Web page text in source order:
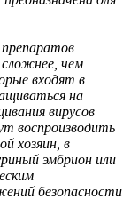
препаратов
чем
входят в
на
вирусов
воспроизводить
хозяин, в
эмбрион или
безопасности